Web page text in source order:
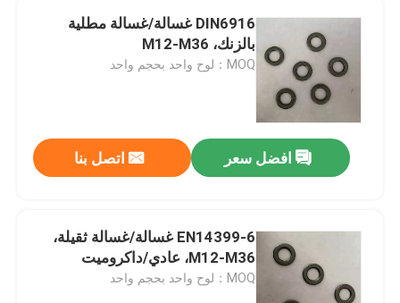
DIN6916 غسالة/غسالة مطلية
بالزنك، M12-M36
MOQ：لوح واحد بحجم واحد
افضل سعر اتصل بنا
EN14399-6 غسالة/غسالة ثقيلة،
M12-M36، عادي/داكروميت
MOQ：لوح واحد بحجم واحد